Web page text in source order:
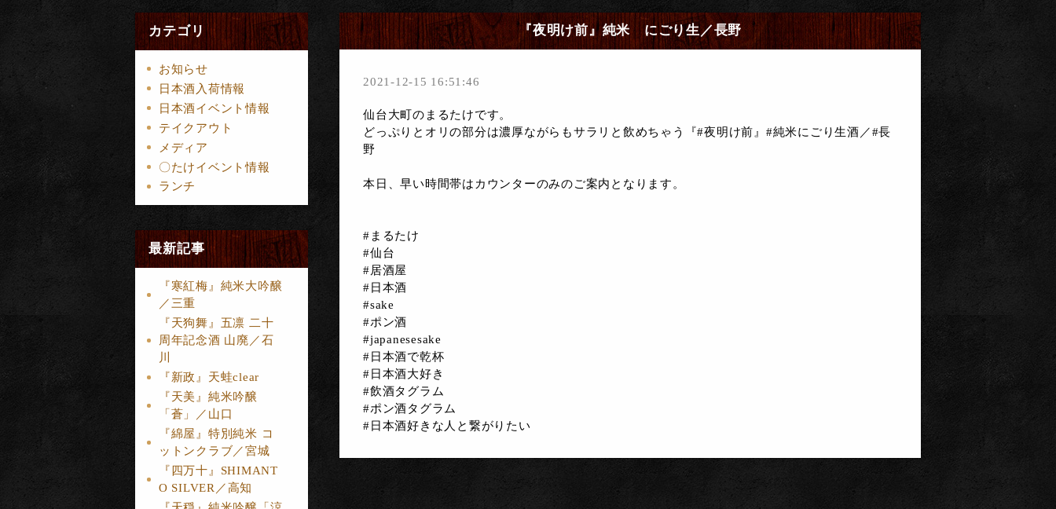
カテゴリ
お知らせ
日本酒入荷情報
日本酒イベント情報
テイクアウト
メディア
〇たけイベント情報
ランチ
最新記事
『寒紅梅』純米大吟醸
／三重
『天狗舞』五凛 二十
周年記念酒 山廃／石
川
『新政』天蛙clear
『天美』純米吟醸
「蒼」／山口
『綿屋』特別純米 コ
ットンクラブ／宮城
『四万十』SHIMANT
O SILVER／高知
『夜明け前』純米 にごり生／長野
2021-12-15 16:51:46
仙台大町のまるたけです。
どっぷりとオリの部分は濃厚ながらもサラリと飲めちゃう『#夜明け前』#純米にごり生酒／#長
野
本日、早い時間帯はカウンターのみのご案内となります。
#まるたけ
#仙台
#居酒屋
#日本酒
#sake
#ポン酒
#japanesesake
#日本酒で乾杯
#日本酒大好き
#飲酒タグラム
#ポン酒タグラム
#日本酒好きな人と繋がりたい